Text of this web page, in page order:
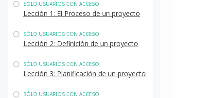
SÓLO USUARIOS CON ACCESO
Lección 1: El Proceso de un proyecto
SÓLO USUARIOS CON ACCESO
Lección 2: Definición de un proyecto
SÓLO USUARIOS CON ACCESO
Lección 3: Planificación de un proyecto
SÓLO USUARIOS CON ACCESO